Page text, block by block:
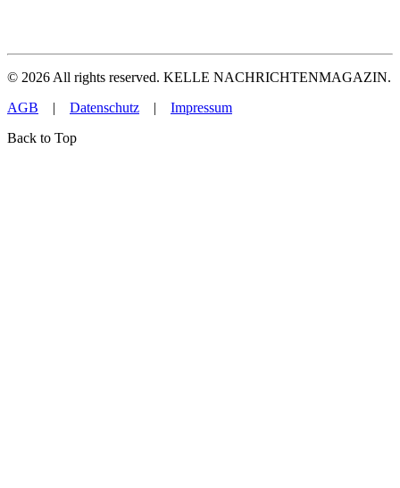
© 2026 All rights reserved. KELLE NACHRICHTENMAGAZIN.
AGB | Datenschutz | Impressum
Back to Top